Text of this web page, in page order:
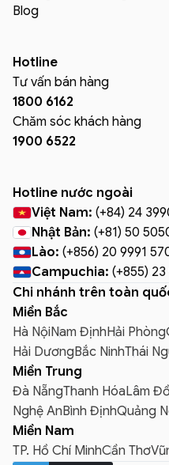
Blog
Hotline
Tư vấn bán hàng
1800 6162
Chăm sóc khách hàng
1900 6522
Hotline nước ngoài
Việt Nam: (+84) 24
Nhật Bản: (+81) 50
Lào: (+856) 20 9991
Campuchia: (+855) 23
Chi nhánh trên toàn
Miền Bắc
Hà NộiNam ĐịnhHải Phòng
Hải DươngBắc NinhThái
Miền Trung
Đà NẵngThanh HóaLâm
Nghệ AnBình ĐịnhQuảng
Miền Nam
TP. Hồ Chí MinhCần Thơ